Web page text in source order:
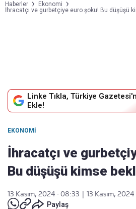
Haberler
Ekonomi
İhracatçı ve gurbetçiye euro şoku! Bu düşüşü
Linke Tıkla, Türkiye
Ekle!
EKONOMI
İhracatçı ve
Bu düşüşü kimse
13 Kasım, 2024 - 08:33
13 Kasım,
Paylaş